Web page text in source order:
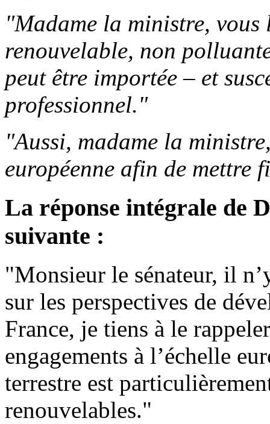
"Madame la ministre, vous
renouvelable, non
peut être importée – et
professionnel."
"Aussi, madame la
européenne afin de mettre
La réponse intégrale de
suivante :
"Monsieur le sénateur, il
sur les perspectives de
France, je tiens à le
engagements à l’échelle
terrestre est
renouvelables."